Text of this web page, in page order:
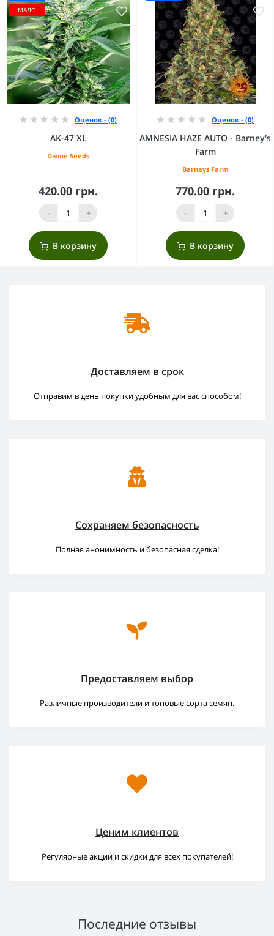
МАЛО
Оценок - (0)
AK-47 XL
Divine Seeds
420.00 грн.
- +
В корзину
Оценок - (0)
AMNESIA HAZE AUTO - Barney's
Farm
Barneys Farm
770.00 грн.
- +
В корзину
Доставляем в срок
Отправим в день покупки удобным для вас способом!
Сохраняем безопасность
Полная анонимность и безопасная сделка!
Предоставляем выбор
Различные производители и топовые сорта семян.
Ценим клиентов
Регулярные акции и скидки для всех покупателей!
Последние отзывы